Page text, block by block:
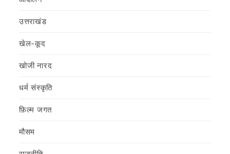
उत्तराखंड
खेल-कूद
खोजी नारद
धर्म संस्कृति
फ़िल्‍म जगत
मौसम